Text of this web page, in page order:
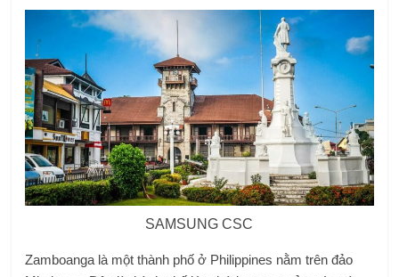
SAMSUNG CSC
Zamboanga là một thành phố ở Philippines nằm trên đảo